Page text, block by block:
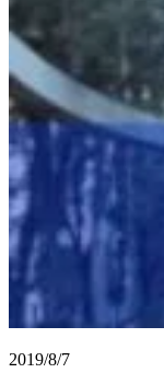
2019/8/7